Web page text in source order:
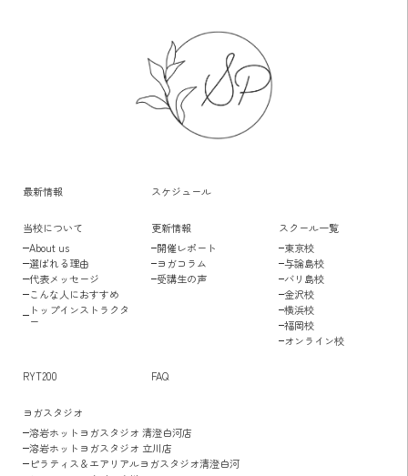
最新情報 スケジュール
当校について
About us
選ばれる理由
代表メッセージ
こんな人におすすめ
トップインストラクタ
ー
更新情報
開催レポート
ヨガコラム
受講生の声
RYT200 FAQ
スクール一覧
東京校
与論島校
バリ島校
金沢校
横浜校
福岡校
オンライン校
ヨガスタジオ
溶岩ホットヨガスタジオ 清澄白河店
溶岩ホットヨガスタジオ 立川店
ピラティス＆エアリアルヨガスタジオ清澄白河